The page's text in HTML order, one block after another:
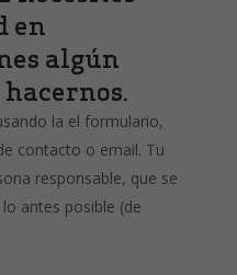
en
algún
la el formulario,
contacto o email. Tu
responsable, que se
antes posible (de